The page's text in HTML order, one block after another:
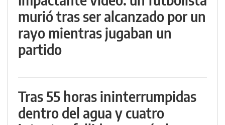
murió tras ser alcanzado por un
rayo mientras jugaban un
partido
Tras 55 horas ininterrumpidas
dentro del agua y cuatro